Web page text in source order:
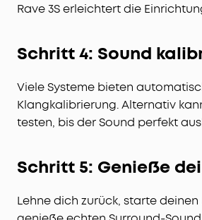
Rave 3S erleichtert die
Schritt 4: Sound
Viele Systeme bieten
Klangkalibrierung. Alternativ
testen, bis der Sound perfekt
Schritt 5: Genieße
Lehne dich zurück, starte